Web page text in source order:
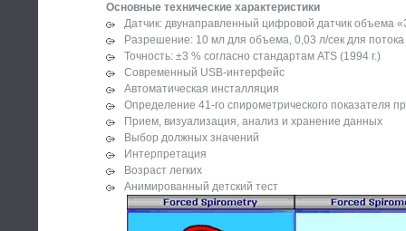
Основные технические характеристики
Датчик: двунаправленный цифровой датчик объема
Разрешение: 10 мл для объема, 0,03 л/сек для потока
Точность: ±3 % согласно стандартам ATS (1994 г.)
Современный USB-интерфейс
Автоматическая инсталляция
Определение 41-го спирометрического показателя
Прием, визуализация, анализ и хранение данных
Выбор должных значений
Интерпретация
Возраст легких
Анимированный детский тест